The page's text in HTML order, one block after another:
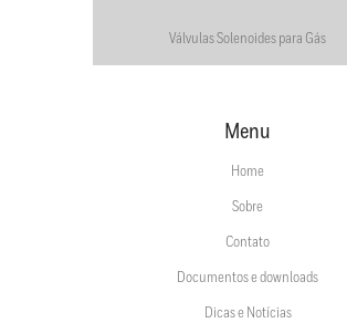
Válvulas Solenoides para Gás
Menu
Home
Sobre
Contato
Documentos e downloads
Dicas e Notícias